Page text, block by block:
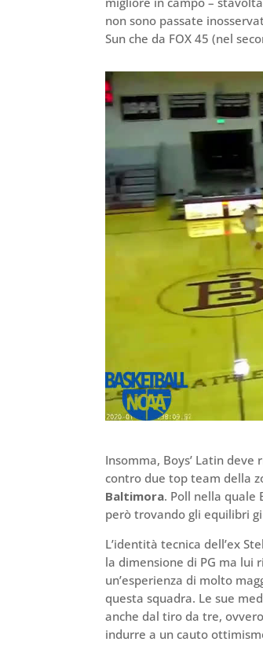
non sono passate
Sun che da FOX 45 (nel
Insomma, Boys’ Latin
contro due top team della
Baltimora. Poll nella quale
però trovando gli equilibri
L’identità tecnica dell’ex
la dimensione di PG ma lui
un’esperienza di molto
questa squadra. Le sue
anche dal tiro da tre,
indurre a un cauto